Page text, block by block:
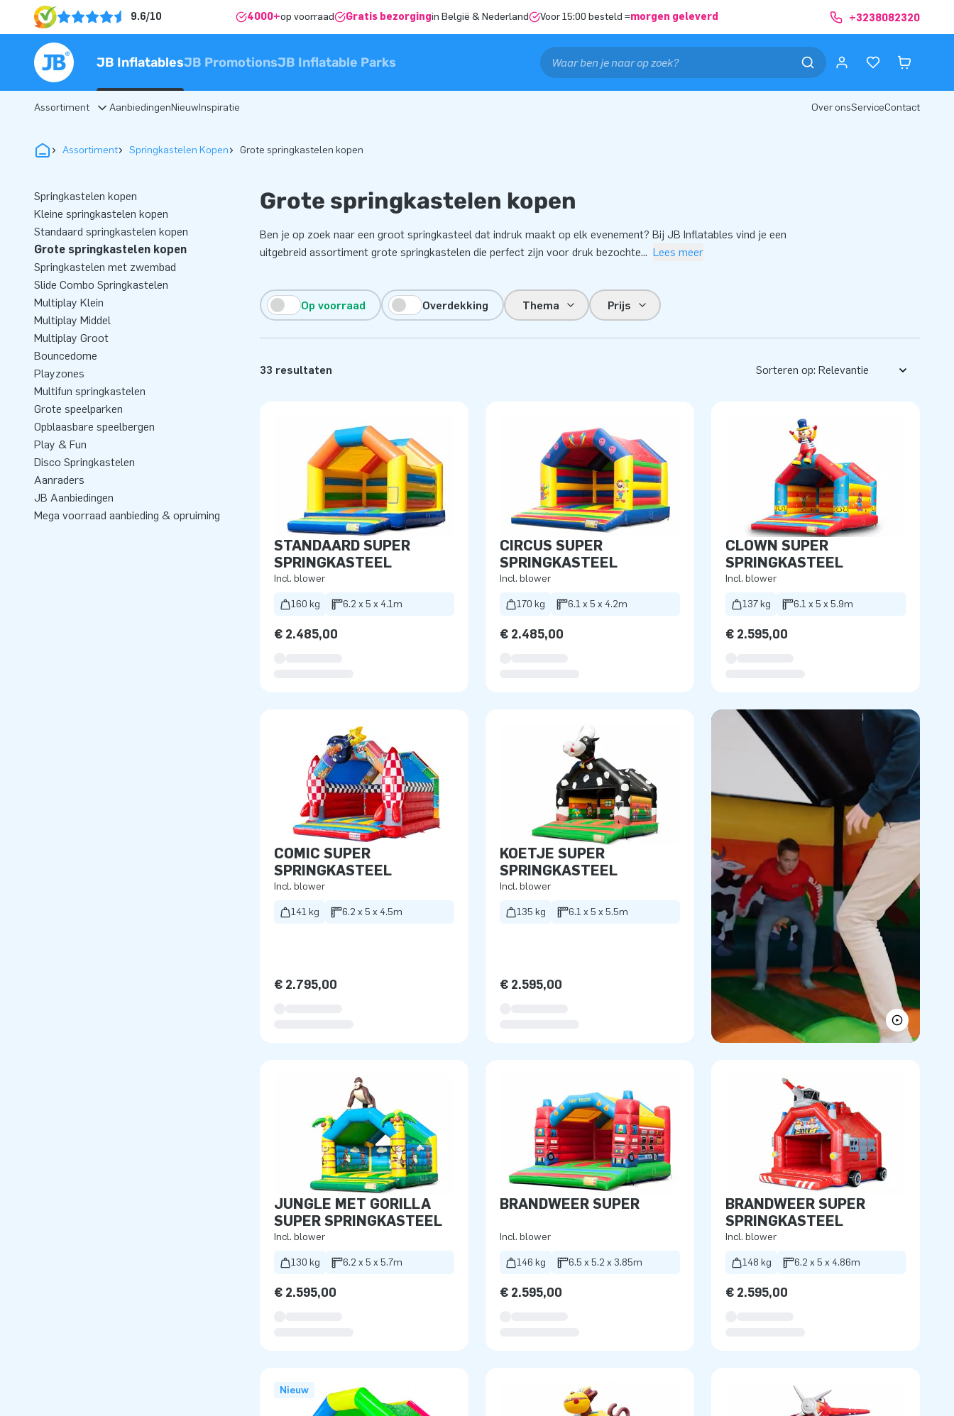
9.6/10 4000+op voorraad Gratis bezorgingin België & Nederland Voor 15:00 besteld =morgen geleverd +3238082320
JB InflatablesJB PromotionsJB Inflatable Parks
Assortiment AanbiedingenNieuwInspiratie Over onsServiceContact
Assortiment Springkastelen Kopen Grote springkastelen kopen
Springkastelen kopen
Kleine springkastelen kopen
Standaard springkastelen kopen
Grote springkastelen kopen
Springkastelen met zwembad
Slide Combo Springkastelen
Multiplay Klein
Multiplay Middel
Multiplay Groot
Bouncedome
Playzones
Multifun springkastelen
Grote speelparken
Opblaasbare speelbergen
Play & Fun
Disco Springkastelen
Aanraders
JB Aanbiedingen
Mega voorraad aanbieding & opruiming
Grote springkastelen kopen
Ben je op zoek naar een groot springkasteel dat indruk maakt op elk evenement? Bij JB Inflatables vind je een
uitgebreid assortiment grote springkastelen die perfect zijn voor druk bezochte... Lees meer
Op voorraad Overdekking Thema Prijs
33 resultaten Sorteren op:
STANDAARD SUPER
SPRINGKASTEEL
Incl. blower
160 kg 6.2 x 5 x 4.1m
€ 2.485,00
CIRCUS SUPER
SPRINGKASTEEL
Incl. blower
170 kg 6.1 x 5 x 4.2m
€ 2.485,00
CLOWN SUPER
SPRINGKASTEEL
Incl. blower
137 kg 6.1 x 5 x 5.9m
€ 2.595,00
COMIC SUPER
SPRINGKASTEEL
Incl. blower
141 kg 6.2 x 5 x 4.5m
€ 2.795,00
KOETJE SUPER
SPRINGKASTEEL
Incl. blower
135 kg 6.1 x 5 x 5.5m
€ 2.595,00
JUNGLE MET GORILLA
SUPER SPRINGKASTEEL
Incl. blower
130 kg 6.2 x 5 x 5.7m
€ 2.595,00
BRANDWEER SUPER
Incl. blower
146 kg 6.5 x 5.2 x 3.85m
€ 2.595,00
BRANDWEER SUPER
SPRINGKASTEEL
Incl. blower
148 kg 6.2 x 5 x 4.86m
€ 2.595,00
Nieuw